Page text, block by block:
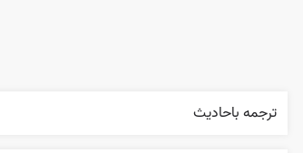
ترجمه باحاديث